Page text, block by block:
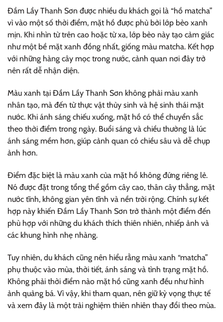
Đầm Lầy Thanh Sơn được nhiều du khách gọi là “hồ matcha”
vì vào một số thời điểm, mặt hồ được phủ bởi lớp bèo xanh
mịn. Khi nhìn từ trên cao hoặc từ xa, lớp bèo này tạo cảm giác
như một bề mặt xanh đồng nhất, giống màu matcha. Kết hợp
với những hàng cây mọc trong nước, cảnh quan nơi đây trở
nên rất dễ nhận diện.
Màu xanh tại Đầm Lầy Thanh Sơn không phải màu xanh
nhân tạo, mà đến từ thực vật thủy sinh và hệ sinh thái mặt
nước. Khi ánh sáng chiếu xuống, mặt hồ có thể chuyển sắc
theo thời điểm trong ngày. Buổi sáng và chiều thường là lúc
ánh sáng mềm hơn, giúp cảnh quan có chiều sâu và dễ chụp
ảnh hơn.
Điểm đặc biệt là màu xanh của mặt hồ không đứng riêng lẻ.
Nó được đặt trong tổng thể gồm cây cao, thân cây thẳng, mặt
nước tĩnh, không gian yên tĩnh và nền trời rộng. Chính sự kết
hợp này khiến Đầm Lầy Thanh Sơn trở thành một điểm đến
phù hợp với những du khách thích thiên nhiên, nhiếp ảnh và
các khung hình nhẹ nhàng.
Tuy nhiên, du khách cũng nên hiểu rằng màu xanh “matcha”
phụ thuộc vào mùa, thời tiết, ánh sáng và tình trạng mặt hồ.
Không phải thời điểm nào mặt hồ cũng xanh đều như hình
ảnh quảng bá. Vì vậy, khi tham quan, nên giữ kỳ vọng thực tế
và xem đây là một trải nghiệm thiên nhiên thay đổi theo mùa.